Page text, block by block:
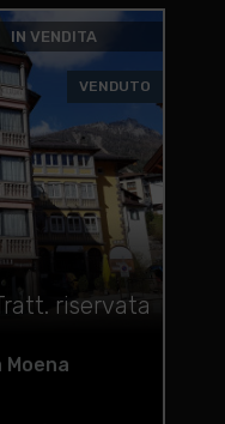
IN VENDITA
VENDUTO
riservata